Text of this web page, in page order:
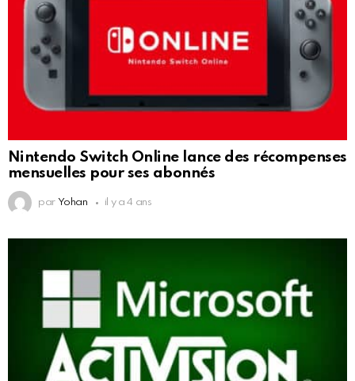
Nintendo Switch Online lance des récompenses
mensuelles pour ses abonnés
par Yohan il y a 4 ans